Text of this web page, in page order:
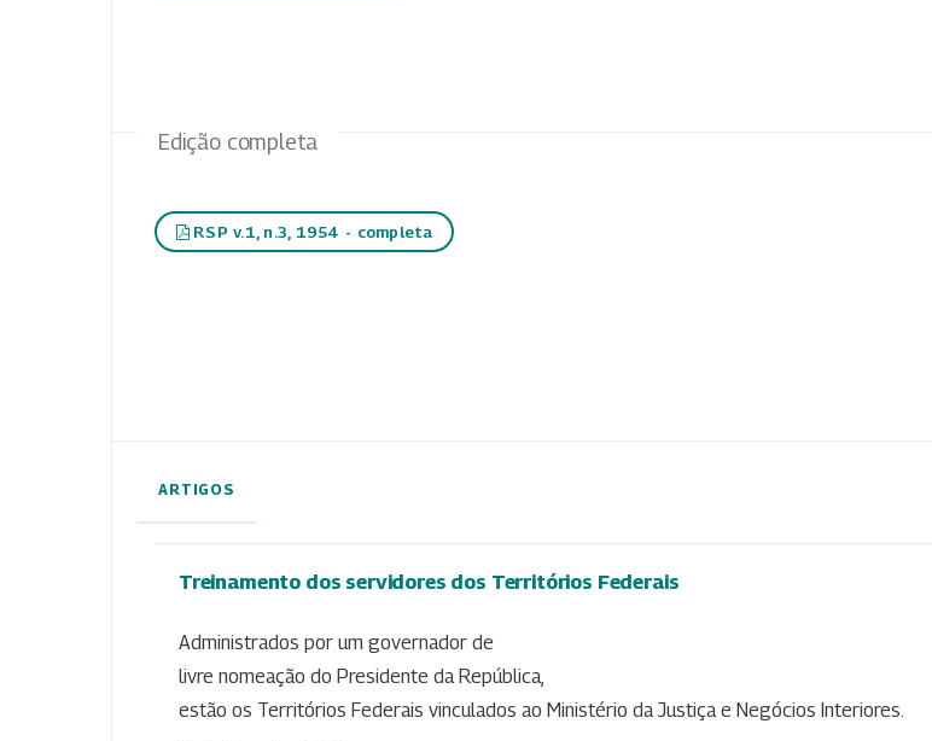
Edição completa
RSP v.1, n.3, 1954 - completa
ARTIGOS
Treinamento dos servidores dos Territórios Federais
Administrados por um governador de
livre nomeação do Presidente da República,
estão os Territórios Federais vinculados ao Ministério da Justiça e Negócios Interiores.